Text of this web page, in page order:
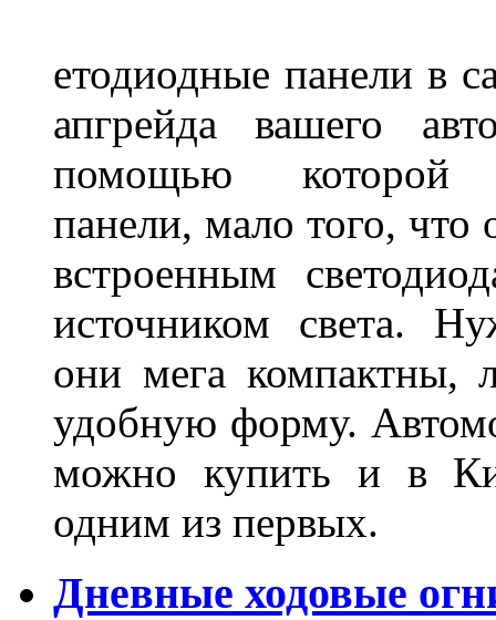
етодиодные панели в
апгрейда вашего
помощью
панели, мало того, что
встроенным
источником света.
они мега компактны,
удобную форму.
можно купить и в
одним из первых.
Дневные ходовые